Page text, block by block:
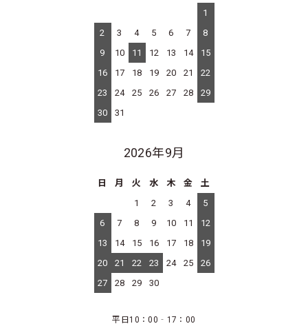
1
2
3 4 5 6 7
8
9
10 11 12 13 14
15
16
17 18 19 20 21
22
23
24 25 26 27 28
29
30
31
2026年9月
日 月 火 水 木 金
土
1
2 3 4
5
6
7 8 9 10 11
12
13
14 15 16 17 18
19
20
21 22 23 24 25
26
27
28 29 30
平日10：00‐17：00